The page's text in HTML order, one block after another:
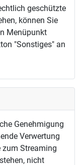
geschützte
können Sie
Menüpunkt
"Sonstiges" an
Genehmigung
Verwertung
zum Streaming
nicht